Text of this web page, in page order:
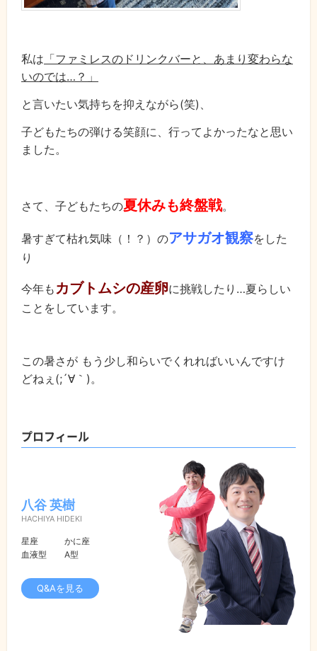
私は 「ファミレスのドリンクバーと、あまり変わらな
いのでは…？」
と言いたい気持ちを抑えながら(笑)、
子どもたちの弾ける笑顔に、行ってよかったなと思い
ました。
さて、子どもたちの夏休みも終盤戦。
暑すぎて枯れ気味（！？）のアサガオ観察をした
り
今年も カブトムシの産卵に挑戦したり…夏らしい
ことをしています。
この暑さが もう少し和らいでくれればいいんですけ
どねぇ(;´∀｀)。
プロフィール
八谷 英樹
HACHIYA HIDEKI
星座
かに座
血液型
A型
Q&Aを見る